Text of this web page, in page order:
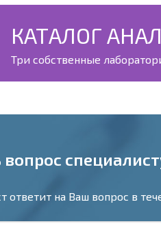
КАТАЛОГ
Три собственные
вопрос
ответит на Ваш вопрос в